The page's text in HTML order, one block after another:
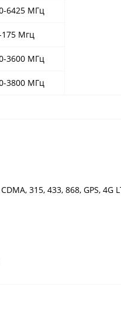
6425 МГц
175 Мгц
3600 МГц
3800 МГц
315, 433, 868, GPS, 4G